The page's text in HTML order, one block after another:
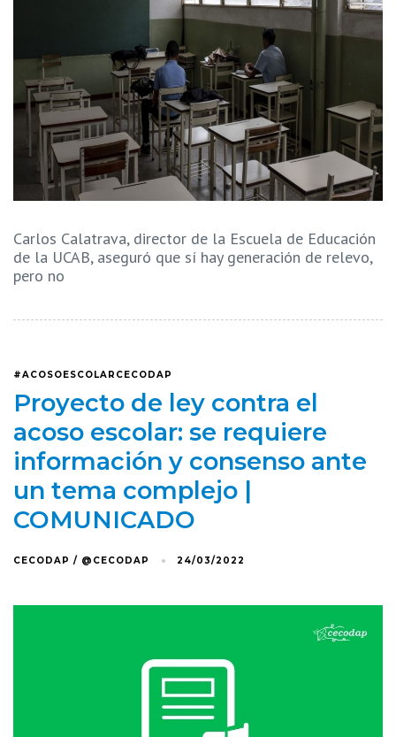
Carlos Calatrava, director de la Escuela de Educación
de la UCAB, aseguró que sí hay generación de relevo,
pero no
#ACOSOESCOLARCECODAP
Proyecto de ley contra el
acoso escolar: se requiere
información y consenso ante
un tema complejo |
COMUNICADO
CECODAP / @CECODAP 24/03/2022